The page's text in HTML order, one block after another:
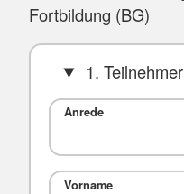
Fortbildung (BG)
1. Teilnehmer
Anrede
Vorname